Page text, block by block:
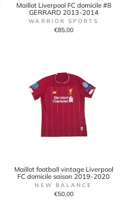
Maillot Liverpool FC domicile #8
GERRARD 2013-2014
WARRIOR SPORTS
€85,00
Maillot football vintage Liverpool
FC domicile saison 2019-2020
NEW BALANCE
€50,00